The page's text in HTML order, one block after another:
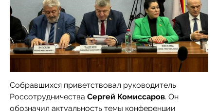
Собравшихся приветствовал руководитель
Россотрудничества Сергей Комиссаров. Он
обозначил актуальность темы конференции